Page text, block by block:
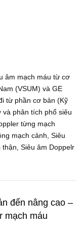
âm mạch máu từ cơ
(VSUM) và GE
từ phần cơ bản (Kỹ
và phân tích phổ siêu
từng mạch
mạch cảnh, Siêu
Siêu âm Doppelr
đến nâng cao –
mạch máu